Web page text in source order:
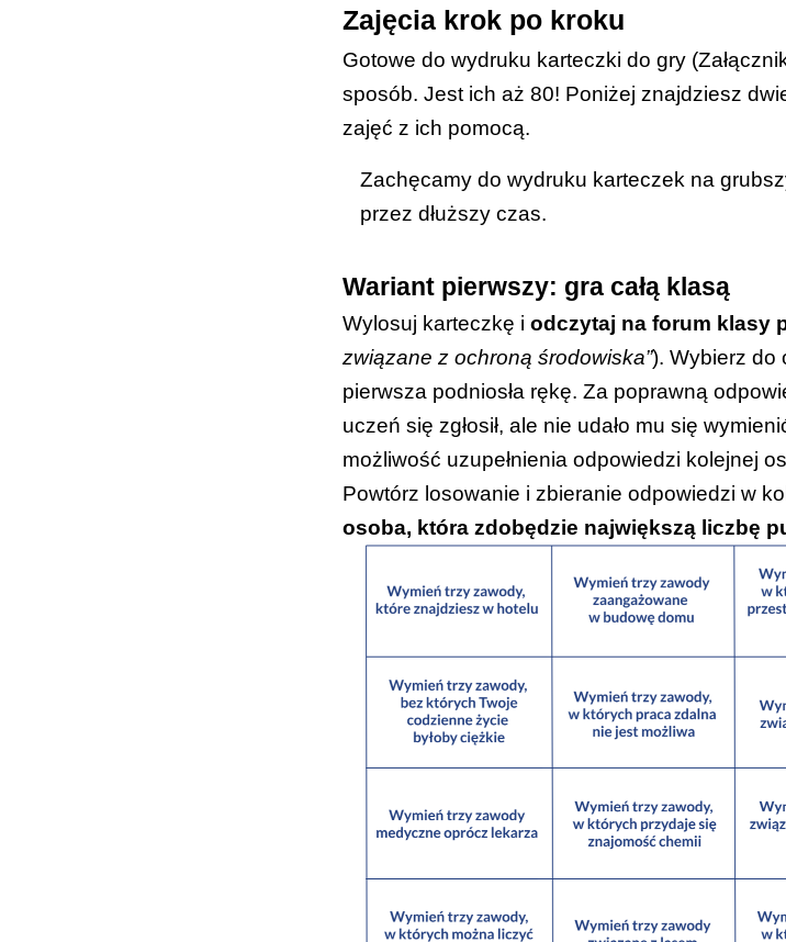
wydrukowane i wycięte
wersji interaktywnej
opcjonalnie: dodatkowe karteczki
2)
opcjonalnie: kilka urządzeń na klasę z
opcjonalnie:karteczki do gry w
Zajęcia krok po kroku
Gotowe do wydruku karteczki do gry (
sposób. Jest ich aż 80! Poniżej znajdziesz
zajęć z ich pomocą.
Zachęcamy do wydruku karteczek na
przez dłuższy czas.
Wariant pierwszy: gra całą klasą
Wylosuj karteczkę i odczytaj na forum klasy
związane z ochroną środowiska”). Wybierz do
pierwsza podniosła rękę. Za poprawną
uczeń się zgłosił, ale nie udało mu się
możliwość uzupełnienia odpowiedzi kolejnej
Powtórz losowanie i zbieranie odpowiedzi w
osoba, która zdobędzie największą liczbę